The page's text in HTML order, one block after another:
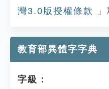
灣3.0版授權條款
教育部異體字字典
字級：